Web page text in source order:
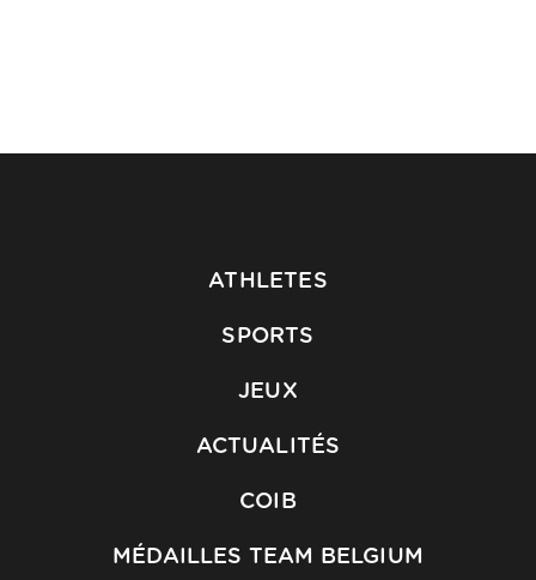
ATHLETES
SPORTS
JEUX
ACTUALITÉS
COIB
MÉDAILLES TEAM BELGIUM